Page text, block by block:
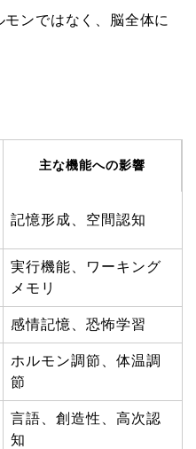
ンではなく、脳全体に
主な機能への影響
記憶形成、空間認知
実行機能、ワーキング
メモリ
感情記憶、恐怖学習
ホルモン調節、体温調
節
言語、創造性、高次認
知